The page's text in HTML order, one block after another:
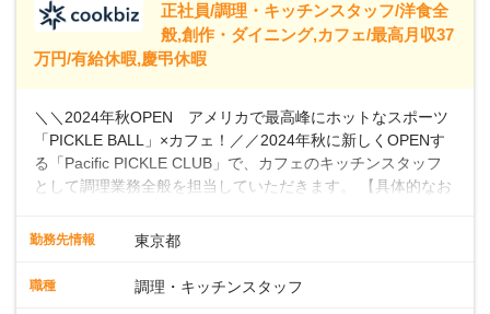
▼残業手当（固定残業見合手当43,613円～／
残業見合30時間を超えた分は別途支給）
▼交通費支給（上限月10万円)
※第二新卒は月給22万円～
正社員/調理・キッチンスタッフ/洋食全
般,創作・ダイニング,カフェ/最高月収37
万円/有給休暇,慶弔休暇
＼＼2024年秋OPEN アメリカで最高峰にホットなスポーツ
「PICKLE BALL」×カフェ！／／2024年秋に新しくOPENす
る「Pacific PICKLE CLUB」で、カフェのキッチンスタッフ
として調理業務全般を担当していただきます。 【具体的なお
清掃などスキルや希望に応じて、新メニューの開発にも積極
新店舗の立ち上げに貢献し、カフェの成功に向けた重要な役
勤務先情報 東京都
職種 調理・キッチンスタッフ